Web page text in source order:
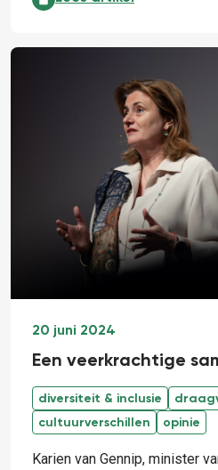
20 juni 2024
Een veerkrachtige
diversiteit & inclusie
cultuurverschillen
opinie
Karien van Gennip, minister